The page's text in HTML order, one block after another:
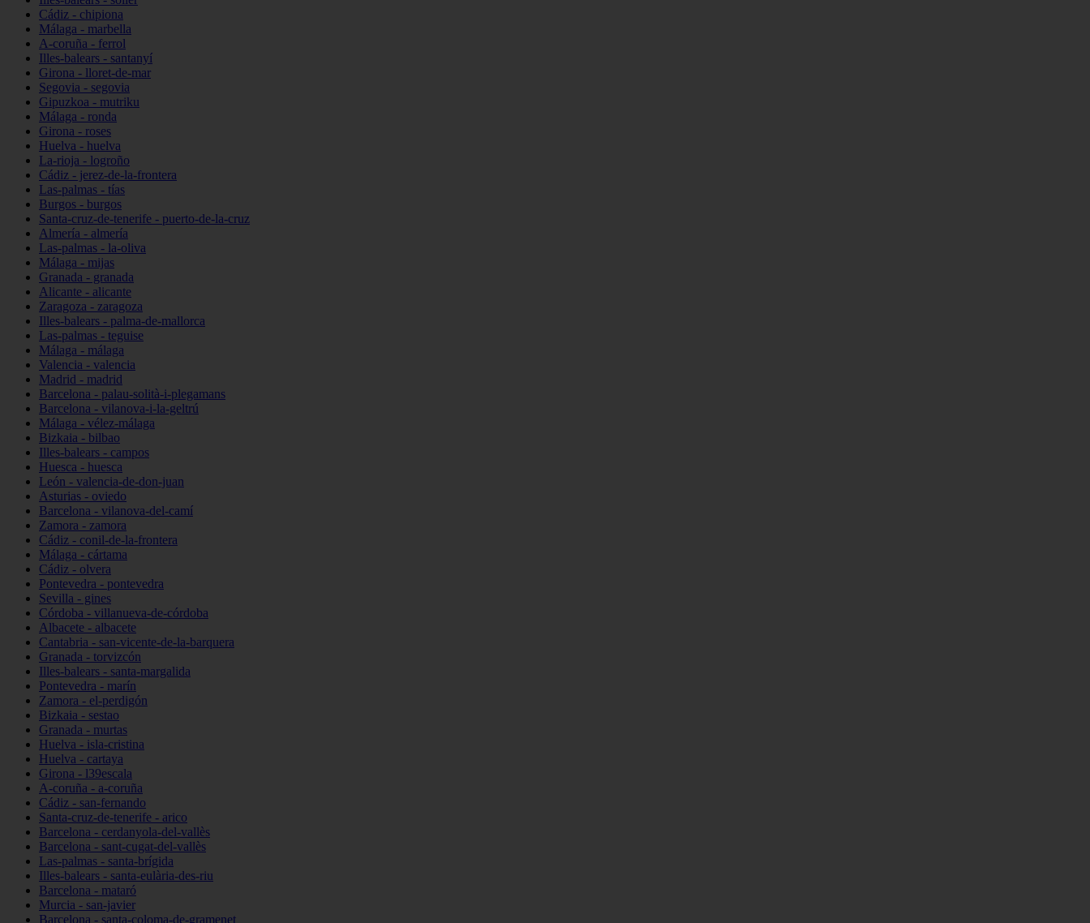
Cádiz - chipiona
Málaga - marbella
A-coruña - ferrol
Illes-balears - santanyí
Girona - lloret-de-mar
Segovia - segovia
Gipuzkoa - mutriku
Málaga - ronda
Girona - roses
Huelva - huelva
La-rioja - logroño
Cádiz - jerez-de-la-frontera
Las-palmas - tías
Burgos - burgos
Santa-cruz-de-tenerife - puerto-de-la-cruz
Almería - almería
Las-palmas - la-oliva
Málaga - mijas
Granada - granada
Alicante - alicante
Zaragoza - zaragoza
Illes-balears - palma-de-mallorca
Las-palmas - teguise
Málaga - málaga
Valencia - valencia
Madrid - madrid
Barcelona - palau-solità-i-plegamans
Barcelona - vilanova-i-la-geltrú
Málaga - vélez-málaga
Bizkaia - bilbao
Illes-balears - campos
Huesca - huesca
León - valencia-de-don-juan
Asturias - oviedo
Barcelona - vilanova-del-camí
Zamora - zamora
Cádiz - conil-de-la-frontera
Málaga - cártama
Cádiz - olvera
Pontevedra - pontevedra
Sevilla - gines
Córdoba - villanueva-de-córdoba
Albacete - albacete
Cantabria - san-vicente-de-la-barquera
Granada - torvizcón
Illes-balears - santa-margalida
Pontevedra - marín
Zamora - el-perdigón
Bizkaia - sestao
Granada - murtas
Huelva - isla-cristina
Huelva - cartaya
Girona - l39escala
A-coruña - a-coruña
Cádiz - san-fernando
Santa-cruz-de-tenerife - arico
Barcelona - cerdanyola-del-vallès
Barcelona - sant-cugat-del-vallès
Las-palmas - santa-brígida
Illes-balears - santa-eulària-des-riu
Barcelona - mataró
Murcia - san-javier
Barcelona - santa-coloma-de-gramenet